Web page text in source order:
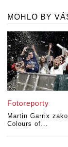
MOHLO BY
Fotoreporty
Martin Garrix
Colours of...